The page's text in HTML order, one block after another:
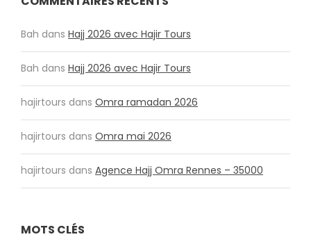
Bah dans Hajj 2026 avec Hajir Tours
Bah dans Hajj 2026 avec Hajir Tours
hajirtours dans Omra ramadan 2026
hajirtours dans Omra mai 2026
hajirtours dans Agence Hajj Omra Rennes – 35000
MOTS CLÉS